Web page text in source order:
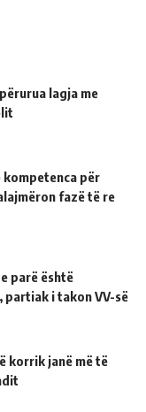
lagja me
kompetenca për
fazë të re
parë është
partiak i takon VV-së
korrik janë më të